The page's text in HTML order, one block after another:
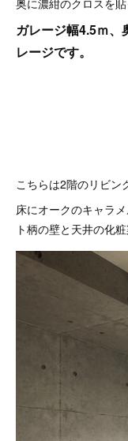
奥に濃紺のクロスを
ガレージ幅4.5ｍ、
レージです。
こちらは2階のリビン
床にオークのキャラ
ト柄の壁と天井の化